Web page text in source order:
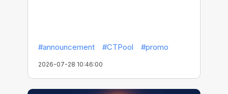
#announcement #CTPool #promo
2026-07-28 10:46:00